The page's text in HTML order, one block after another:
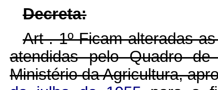
Decreta:
Art . 1º Ficam alteradas
atendidas pelo Quadro
Ministério da Agricultura,